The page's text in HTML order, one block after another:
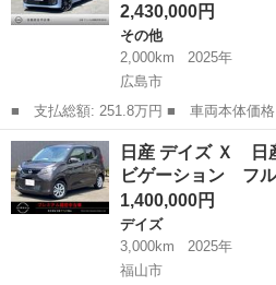
2,430,000円
その他
2,000km
2025年
広島市
■ 支払総額: 251.8万円 ■ 車両本体価格： 2,430,000 円 ■ メーカ
ー名： 日産 ■ 車種名： ルークス ■
イウェイスターＧターボ プロパイロ
囲カメラ...
広島 広島市 その他
日産 デイズ Ｘ 日
ビゲーション フ
1,400,000円
デイズ
3,000km
2025年
福山市